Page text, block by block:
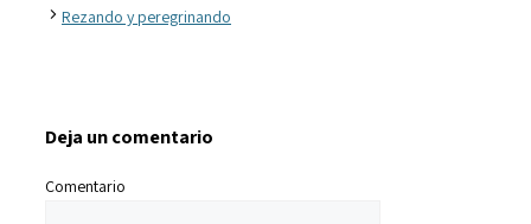
Rezando y peregrinando
Deja un comentario
Comentario